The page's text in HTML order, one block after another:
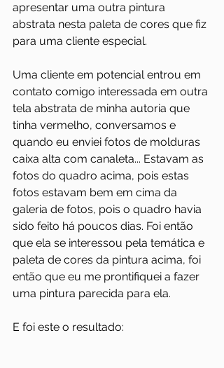
apresentar uma outra pintura
abstrata nesta paleta de cores que fiz
para uma cliente especial.
Uma cliente em potencial entrou em
contato comigo interessada em outra
tela abstrata de minha autoria que
tinha vermelho, conversamos e
quando eu enviei fotos de molduras
caixa alta com canaleta... Estavam as
fotos do quadro acima, pois estas
fotos estavam bem em cima da
galeria de fotos, pois o quadro havia
sido feito há poucos dias. Foi então
que ela se interessou pela temática e
paleta de cores da pintura acima, foi
então que eu me prontifiquei a fazer
uma pintura parecida para ela.
E foi este o resultado: